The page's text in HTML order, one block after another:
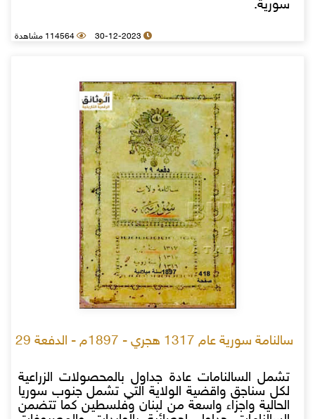
سورية.
30-12-2023 114564 مشاهدة
سالنامة سورية عام 1317 هجري - 1897م - الدفعة 29
تشمل السالنامات عادة جداول بالمحصولات الزراعية
لكل سناجق واقضية الولاية التي تشمل جنوب سوريا
الحالية واجزاء واسعة من لبنان وفلسطين كما تتضمن